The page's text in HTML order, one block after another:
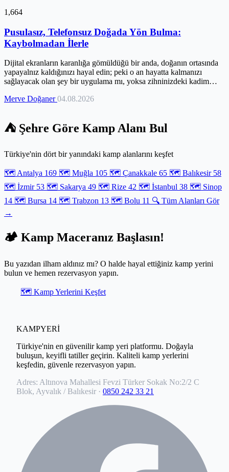
1,664
Pusulasız, Telefonsuz Doğada Yön Bulma:
Kaybolmadan İlerle
Dijital ekranların karanlığa gömüldüğü bir anda, doğanın ortasında
yapayalnız kaldığınızı hayal edin; peki o an hayatta kalmanızı
sağlayacak olan şey bir uygulama mı, yoksa zihninizdeki kadim
yeteneğimizi körelterek bizi dijital bir kafese hapsediyor. Oysa
Dağları’nın sisli yamaçlarından süzülen bu rehber, sizi modern bir
kaşiften doğanın dilini konuşan gerçek bir maceracıya dönüştürecek.
oluşturarak ortadan kaldırın. Şimdi, cihazlarınızı bir kenara bırakın
keşfetmeye başlayın.
Merve Doğaner04.08.2026
⛺ Şehre Göre Kamp Alanı Bul
Türkiye'nin dört bir yanındaki kamp alanlarını keşfet
🗺️ Antalya 169 🗺️ Muğla 105 🗺️ Çanakkale 65 🗺️ Balıkesir 58
🗺️ İzmir 53 🗺️ Sakarya 49 🗺️ Rize 42 🗺️ İstanbul 38 🗺️ Sinop
14 🗺️ Bursa 14 🗺️ Trabzon 13 🗺️ Bolu 11 🔍 Tüm Alanları Gör
→
🏕️ Kamp Maceranız Başlasın!
Bu yazıdan ilham aldınız mı? O halde hayal ettiğiniz kamp yerini
bulun ve hemen rezervasyon yapın.
🗺️ Kamp Yerlerini Keşfet
KAMPYERİ
Türkiye'nin en güvenilir kamp yeri platformu. Doğayla
buluşun, keyifli tatiller geçirin. Kaliteli kamp yerlerini
keşfedin, güvenle rezervasyon yapın.
Adres: Altınova Mahallesi Fevzi Türker Sokak No:2/2 C
Blok, Ayvalık / Balıkesir · 0850 242 33 21